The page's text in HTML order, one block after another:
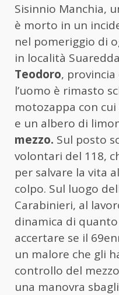
Sisinnio Manchia,
è morto in un
nel pomeriggio di
in località
Teodoro, provincia
l’uomo è rimasto
motozappa con
e un albero di
mezzo. Sul posto
volontari del 118,
per salvare la vita
colpo. Sul luogo
Carabinieri, al
dinamica di
accertare se il
un malore che gli
controllo del
una manovra